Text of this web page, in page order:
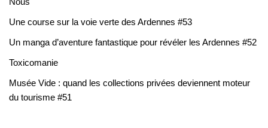
Une course sur la voie verte des Ardennes #53
Un manga d’aventure fantastique pour révéler les Ardennes #52
Toxicomanie
Musée Vide : quand les collections privées deviennent moteur
du tourisme #51